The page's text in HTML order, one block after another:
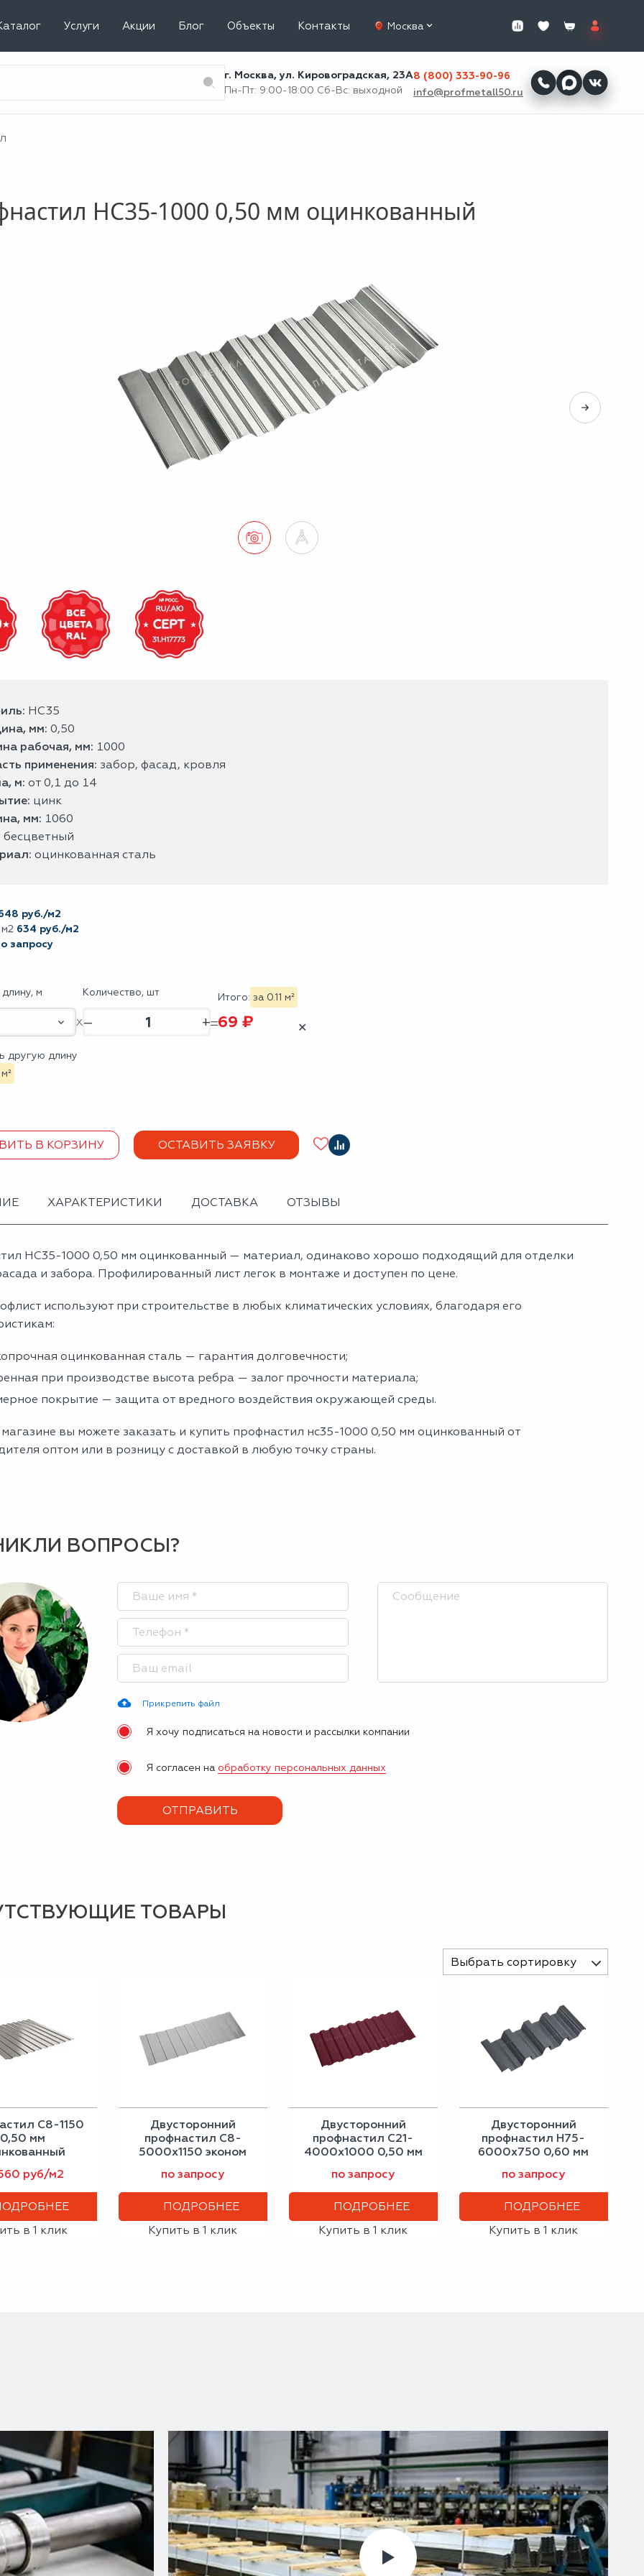
Услуги Акции Блог Объекты Контакты Москва
г. Москва, ул. Кировоградская, 23А
Пн-Пт: 9:00-18:00 Сб-Вс: выходной
8 (800) 333-90-96
info@profmetall50.ru
НС35-1000 0,50 мм оцинкованный
НС35
мм: 0,50
рабочая, мм: 1000
применения: забор, фасад, кровля
м: от 0,1 до 14
цинк
мм: 1060
бесцветный
оцинкованная сталь
руб./м2
634 руб./м2
запросу
м Количество, шт
– +
Итого: за 0.11 м²
69 ₽ ✕
другую длину
В КОРЗИНУ ОСТАВИТЬ ЗАЯВКУ
ХАРАКТЕРИСТИКИ ДОСТАВКА ОТЗЫВЫ
НС35-1000 0,50 мм оцинкованный — материал, одинаково хорошо подходящий для отделки
и забора. Профилированный лист легок в монтаже и доступен по цене.
используют при строительстве в любых климатических условиях, благодаря его
оцинкованная сталь — гарантия долговечности;
при производстве высота ребра — залог прочности материала;
покрытие — защита от вредного воздействия окружающей среды.
вы можете заказать и купить профнастил нс35-1000 0,50 мм оцинкованный от
оптом или в розницу с доставкой в любую точку страны.
ВОПРОСЫ?
Прикрепить файл
Я хочу подписаться на новости и рассылки компании
Я согласен на обработку персональных данных
ТОВАРЫ
Выбрать сортировку
С8-1150
0,50 мм
руб/м2
в 1 клик
Двусторонний
профнастил С8-
5000х1150 эконом
по запросу
ПОДРОБНЕЕ
Купить в 1 клик
Двусторонний
профнастил С21-
4000х1000 0,50 мм
по запросу
ПОДРОБНЕЕ
Купить в 1 клик
Двусторонний
профнастил Н75-
6000х750 0,60 мм
по запросу
ПОДРОБНЕЕ
Купить в 1 клик